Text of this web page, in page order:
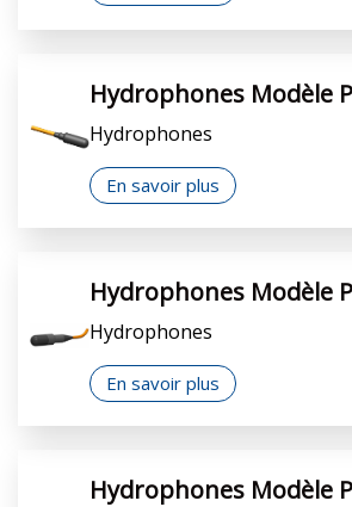
Hydrophones Modèle
Hydrophones
En savoir plus
Hydrophones Modèle
Hydrophones
En savoir plus
Hydrophones Modèle